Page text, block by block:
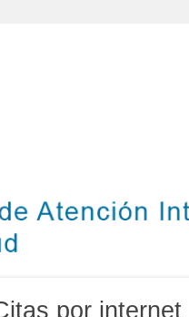
por internet